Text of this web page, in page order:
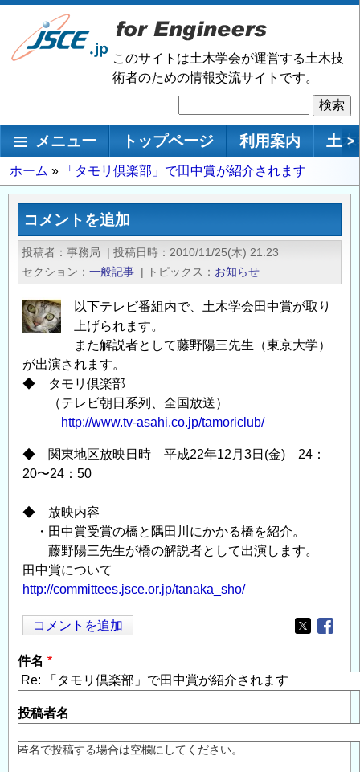
メ
ン
移
このサイトは土木学会が運営する土木技
術者のための情報交流サイトです。
索
メインナビゲーション
メニュー トップページ 利用案内 土 >
パ
ン
ず
ホーム 「タモリ倶楽部」で田中賞が紹介されます
コメントを追加
投稿者 事務局 | 投稿日時
2010/11/25(木) 21:23
セクション
一般記事 | トピックス お知らせ
以下テレビ番組内で、土木学会田中賞が取り
上げられます。
また解説者として藤野陽三先生（東京大学）
が出演されます。
◆ タモリ倶楽部
（テレビ朝日系列、全国放送）
http://www.tv-asahi.co.jp/tamoriclub/
◆ 関東地区放映日時 平成22年12月3日(金) 24：
20〜24：50
◆ 放映内容
・田中賞受賞の橋と隅田川にかかる橋を紹介。
藤野陽三先生が橋の解説者として出演します。
田中賞について
http://committees.jsce.or.jp/tanaka_sho/
コメントを追加
Opens in
件名
投稿者名
匿名で投稿する場合は空欄にしてください。